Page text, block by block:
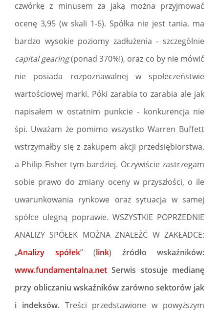
czwórkę z minusem za jaką można przyjmować
ocenę 3,95 (w skali 1-6). Spółka nie jest tania, ma
bardzo wysokie poziomy zadłużenia - szczególnie
capital gearing(ponad 370%!), oraz co by nie mówić
nie posiada rozpoznawalnej w społeczeństwie
wartościowej marki. Póki zarabia to zarabia ale jak
napisałem w ostatnim punkcie - konkurencja nie
śpi. Uważam że pomimo wszystko Warren Buffett
wstrzymałby się z zakupem akcji przedsiębiorstwa,
a Philip Fisher tym bardziej. Oczywiście zastrzegam
sobie prawo do zmiany oceny w przyszłości, o ile
uwarunkowania rynkowe oraz sytuacja w samej
spółce ulegną poprawie. WSZYSTKIE POPRZEDNIE
ANALIZY SPÓŁEK MOŻNA ZNALEŹĆ W ZAKŁADCE:
„Analizy spółek” (link) źródło wskaźników:
www.fundamentalna.netSerwis stosuje medianę
przy obliczaniu wskaźników zarówno sektorów jak
i indeksów. Treści przedstawione w powyższym